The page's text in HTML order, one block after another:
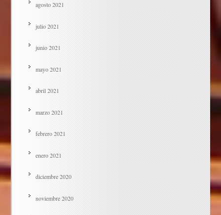
agosto 2021
julio 2021
junio 2021
mayo 2021
abril 2021
marzo 2021
febrero 2021
enero 2021
diciembre 2020
noviembre 2020